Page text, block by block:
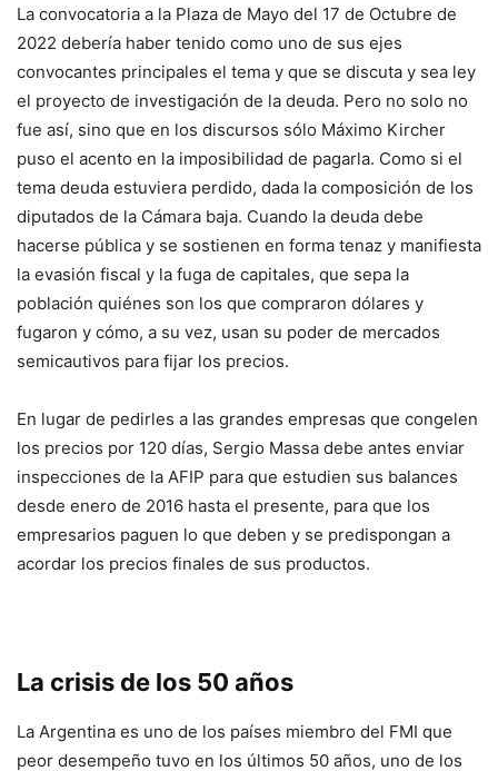
La convocatoria a la Plaza de Mayo del 17 de Octubre de
2022 debería haber tenido como uno de sus ejes
convocantes principales el tema y que se discuta y sea ley
el proyecto de investigación de la deuda. Pero no solo no
fue así, sino que en los discursos sólo Máximo Kircher
puso el acento en la imposibilidad de pagarla. Como si el
tema deuda estuviera perdido, dada la composición de los
diputados de la Cámara baja. Cuando la deuda debe
hacerse pública y se sostienen en forma tenaz y manifiesta
la evasión fiscal y la fuga de capitales, que sepa la
población quiénes son los que compraron dólares y
fugaron y cómo, a su vez, usan su poder de mercados
semicautivos para fijar los precios.
En lugar de pedirles a las grandes empresas que congelen
los precios por 120 días, Sergio Massa debe antes enviar
inspecciones de la AFIP para que estudien sus balances
desde enero de 2016 hasta el presente, para que los
empresarios paguen lo que deben y se predispongan a
acordar los precios finales de sus productos.
La crisis de los 50 años
La Argentina es uno de los países miembro del FMI que
peor desempeño tuvo en los últimos 50 años, uno de los